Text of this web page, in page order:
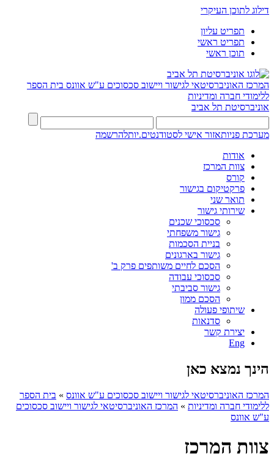
דילוג לתוכן העיקרי
תפריט עליון
תפריט ראשי
תוכן ראשי
המרכז האוניברסיטאי לגישור ויישוב סכסוכים ע"ש אוונס בית הספר
ללימודי חברה ומדיניות
אוניברסיטת תל אביב
מערכת פניותאזור אישי לסטודנטים.יותלהרשמה
אודות
צוות המרכז
קורס
פרקטיקום בגישור
תואר שני
שירותי גישור
סכסוכי שכנים
גישור משפחתי
בניית הסכמות
גישור בארגונים
הסכם לחיים משותפים פרק ב'
סכסוכי עבודה
גישור סביבתי
הסכם ממון
שיתופי פעולה
סדנאות
יצירת קשר
Eng
הינך נמצא כאן
המרכז האוניברסיטאי לגישור ויישוב סכסוכים ע"ש אוונס » בית הספר
ללימודי חברה ומדיניות » המרכז האוניברסיטאי לגישור ויישוב סכסוכים
ע"ש אוונס
צוות המרכז